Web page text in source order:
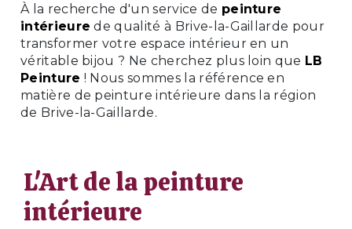
À la recherche d'un service de peinture
intérieure de qualité à Brive-la-Gaillarde pour
transformer votre espace intérieur en un
véritable bijou ? Ne cherchez plus loin que LB
Peinture ! Nous sommes la référence en
matière de peinture intérieure dans la région
de Brive-la-Gaillarde.
L'Art de la peinture
intérieure